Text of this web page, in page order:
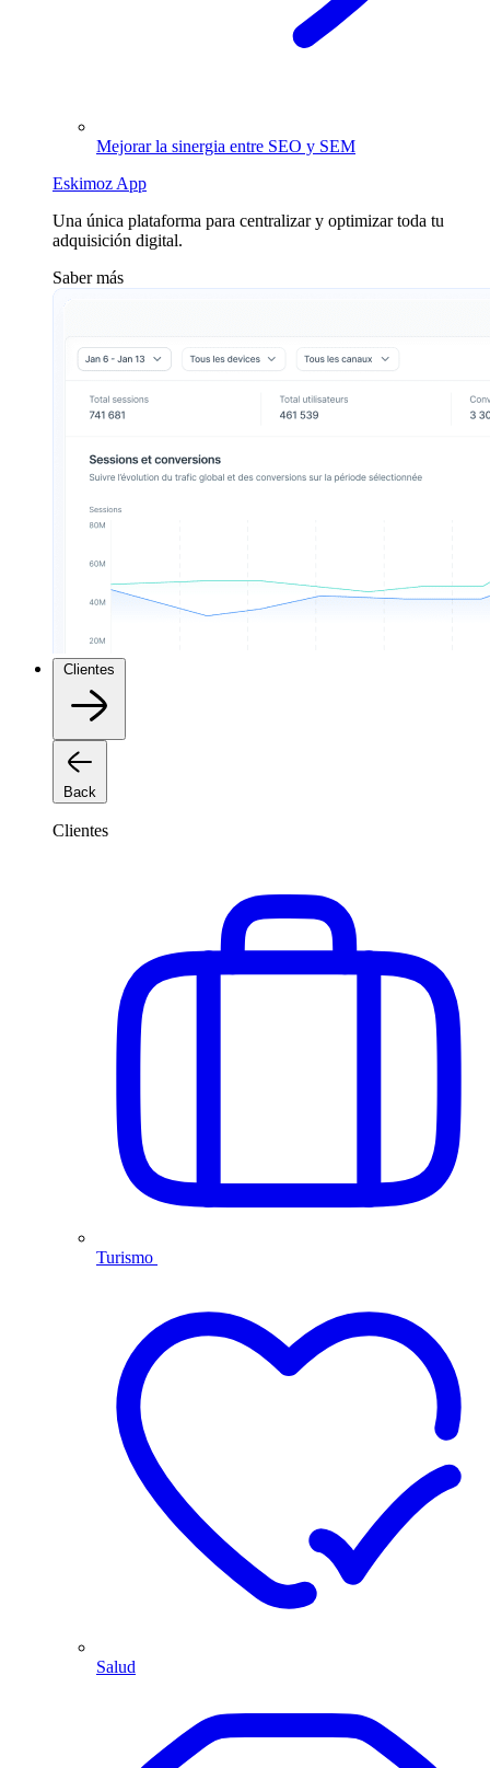
Mejorar la sinergia entre SEO y SEM
Eskimoz App
Una única plataforma para centralizar y optimizar toda tu
adquisición digital.
Saber más
Clientes
Back
Clientes
Turismo
Salud